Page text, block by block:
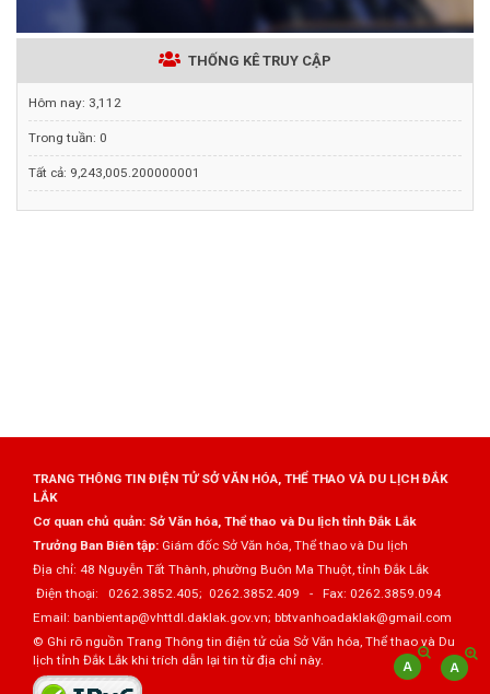
THỐNG KÊ TRUY CẬP
Hôm nay: 3,112
Trong tuần: 0
Tất cả: 9,243,005.200000001
TRANG THÔNG TIN ĐIỆN TỬ SỞ VĂN HÓA, THỂ THAO VÀ DU LỊCH ĐẮK
LẮK
Cơ quan chủ quản: Sở Văn hóa, Thể thao và Du lịch tỉnh Đắk Lắk
Trưởng Ban Biên tập: Giám đốc Sở Văn hóa, Thể thao và Du lịch
Địa chỉ: 48 Nguyễn Tất Thành, phường Buôn Ma Thuột, tỉnh Đắk Lắk
Điện thoại: 0262.3852.405; 0262.3852.409 - Fax: 0262.3859.094
Email: banbientap@vhttdl.daklak.gov.vn; bbtvanhoadaklak@gmail.com
© Ghi rõ nguồn Trang Thông tin điện tử của Sở Văn hóa, Thể thao và Du
lịch tỉnh Đắk Lắk khi trích dẫn lại tin từ địa chỉ này.